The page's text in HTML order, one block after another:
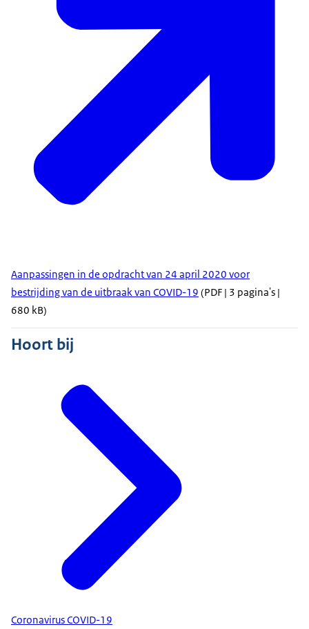
Aanpassingen in de opdracht van 24 april 2020 voor
bestrijding van de uitbraak van COVID-19 (PDF | 3 pagina's |
680 kB)
Hoort bij
Coronavirus COVID-19